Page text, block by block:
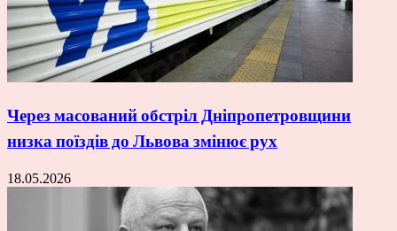
Через масований обстріл Дніпропетровщини
низка поїздів до Львова змінює рух
18.05.2026